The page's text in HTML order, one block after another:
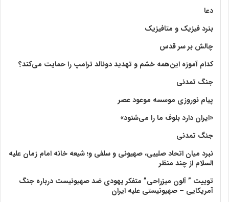
دعا
بنرد فیزیک و متافیزیک
چالش بر سر قدس
کدام آموزه این‌همه خشم و تهدید دونالد ترامپ را حمایت می‌کند؟
جنگ تمدنی
پیام نوروزی موسسه موعود عصر
«ایران دارد بلوف ما را می‌شنود»
جنگ تمدنی
نبرد میان اتحاد صلیبی، صهیونی و سلفی و؛ شیعه خانه امام زمان علیه
السلام از چند منظر
توییت ” آلون میزراحی” متفکر یهودی ضد صهیونیست درباره جنگ
آمریکایی – صهیونیستی علیه ایران